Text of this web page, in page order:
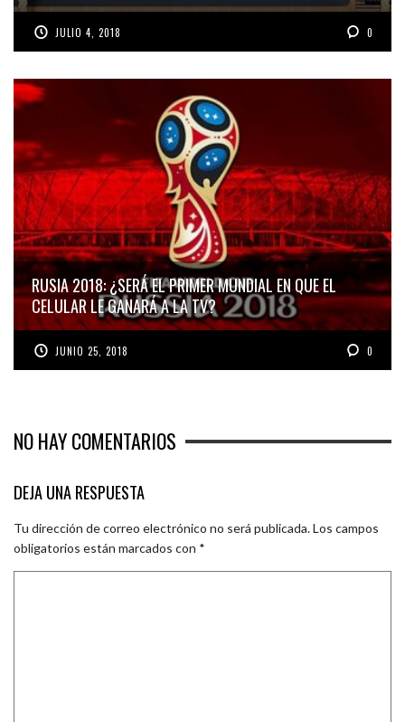
JULIO 4, 2018 0
RUSIA 2018: ¿SERÁ EL PRIMER MUNDIAL EN QUE EL
CELULAR LE GANARÁ A LA TV?
JUNIO 25, 2018 0
NO HAY COMENTARIOS
DEJA UNA RESPUESTA
Tu dirección de correo electrónico no será publicada.Los campos
obligatorios están marcados con *